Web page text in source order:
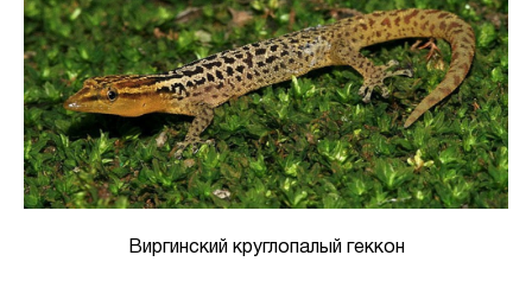
Виргинский круглопалый геккон